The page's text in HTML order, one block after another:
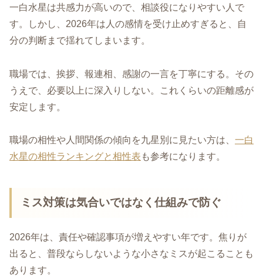
一白水星は共感力が高いので、相談役になりやすい人で
す。しかし、2026年は人の感情を受け止めすぎると、自
分の判断まで揺れてしまいます。
職場では、挨拶、報連相、感謝の一言を丁寧にする。その
うえで、必要以上に深入りしない。これくらいの距離感が
安定します。
職場の相性や人間関係の傾向を九星別に見たい方は、 一白
水星の相性ランキングと相性表 も参考になります。
ミス対策は気合いではなく仕組みで防ぐ
2026年は、責任や確認事項が増えやすい年です。焦りが
出ると、普段ならしないような小さなミスが起こることも
あります。